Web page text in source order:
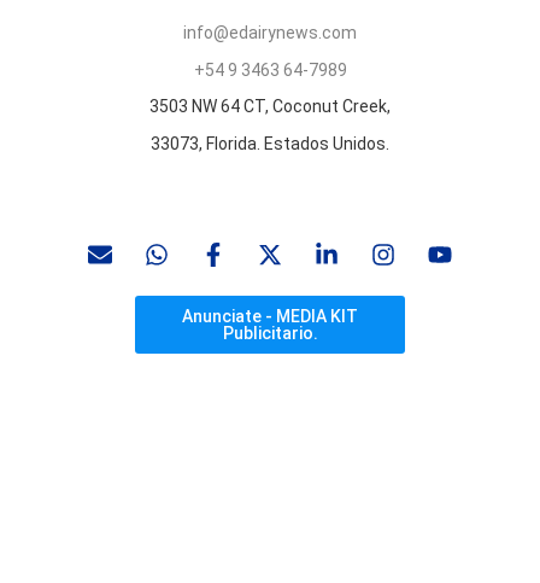
info@edairynews.com
+54 9 3463 64-7989
3503 NW 64 CT, Coconut Creek,
33073, Florida. Estados Unidos.
Anunciate - MEDIA KIT
Publicitario.